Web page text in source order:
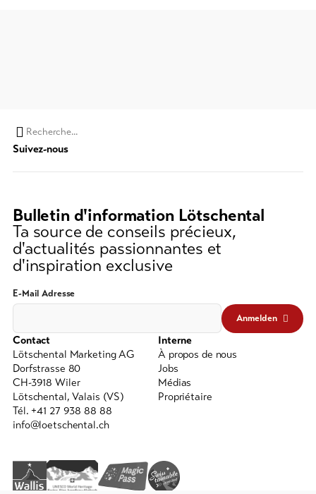
Chaine
de
recherche
moins
3
caractères)
Suivez-nous
Bulletin d'information Lötschental
Ta source de conseils précieux,
d'actualités passionnantes et
d'inspiration exclusive
E-Mail Adresse
Anmelden
Contact
Lötschental Marketing AG
Dorfstrasse 80
CH-3918 Wiler
Lötschental, Valais (VS)
Tél. +41 27 938 88 88
info@loetschental.ch
Interne
À propos de nous
Jobs
Médias
Propriétaire